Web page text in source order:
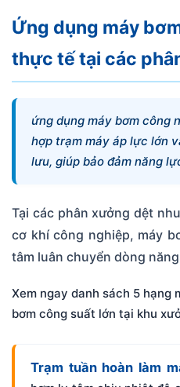
Ứng dụng máy
thực tế tại các
ứng dụng máy bơm công
hợp trạm máy áp lực lớn
lưu, giúp bảo đảm năng
Tại các phân xưởng dệt
cơ khí công nghiệp, máy
tâm luân chuyển dòng
Xem ngay danh sách 5 hạng
bơm công suất lớn tại khu
Trạm tuần hoàn làm